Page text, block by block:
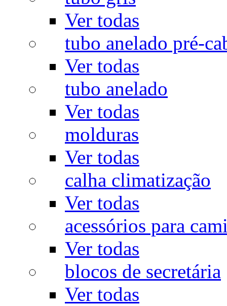
Ver todas
tubo anelado pré-
Ver todas
tubo anelado
Ver todas
molduras
Ver todas
calha climatização
Ver todas
acessórios para
Ver todas
blocos de secretária
Ver todas